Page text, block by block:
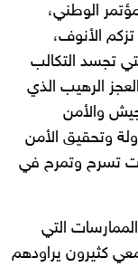
الوطني،
تزكم الأنوف،
تجسد التكالب
الرهيب الذي
والأمن
وتحقيق الأمن
تسرح وتمرح في
التي
كثيرون يراودهم